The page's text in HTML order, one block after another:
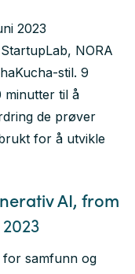
2023
NORA
stil. 9
minutter til å
de prøver
for å utvikle
AI, from
for samfunn og